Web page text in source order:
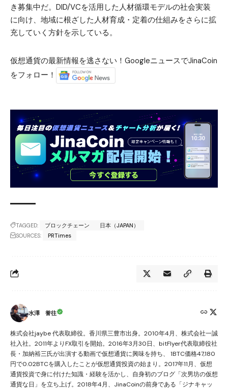
き募集中だ。DID/VCを活用した人材循環モデルの社会実装
に向け、地域に根ざした人材育成・定着の仕組みをさらに拡
充していく方針を示している。
仮想通貨の最新情報を逃さない！GoogleニュースでJinaCoin
をフォロー！
TAGGED: ブロックチェーン
日本（JAPAN）
SOURCES:
PRTimes
水澤 誉往
株式会社jaybe 代表取締役。香川県三豊市出身。2010年4月、株式会社一誠
社入社。2011年よりFX取引を開始。2016年3月30日、bitFlyer代表取締役社
長・加納裕三氏が出演する動画で仮想通貨に興味を持ち、 1BTC価格47,180
円で0.02BTCを購入したことが仮想通貨投資の始まり。2017年11月、仮想
通貨投資で身に付けた知識・経験を活かし、自身初のブログ「次男坊の仮想
通貨な日」を立ち上げ。2018年4月、JinaCoinの前身である「ジナキャッ